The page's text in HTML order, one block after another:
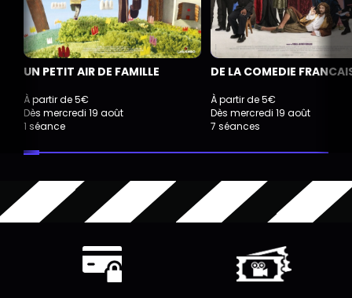
UN PETIT AIR DE FAMILLE
À partir de 5€
Dès mercredi 19 août
1 séance
DE LA COMEDIE
À partir de 5€
Dès mercredi 19 août
7 séances